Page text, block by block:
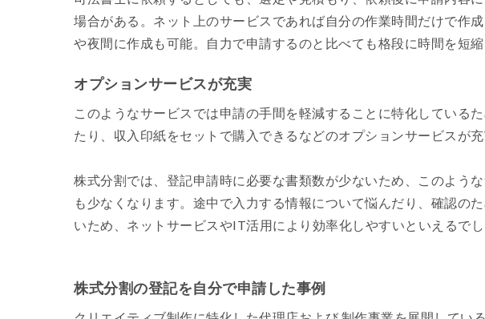
場合がある。ネット上のサービスであれば自分の作業時間だけで作
や夜間に作成も可能。自力で申請するのと比べても格段に時間を短縮
オプションサービスが充実
このようなサービスでは申請の手間を軽減することに特化している
たり、収入印紙をセットで購入できるなどのオプションサービスが
株式分割では、登記申請時に必要な書類数が少ないため、このよう
も少なくなります。途中で入力する情報について悩んだり、確認の
いため、ネットサービスやIT活用により効率化しやすいといえるでし
株式分割の登記を自分で申請した事例